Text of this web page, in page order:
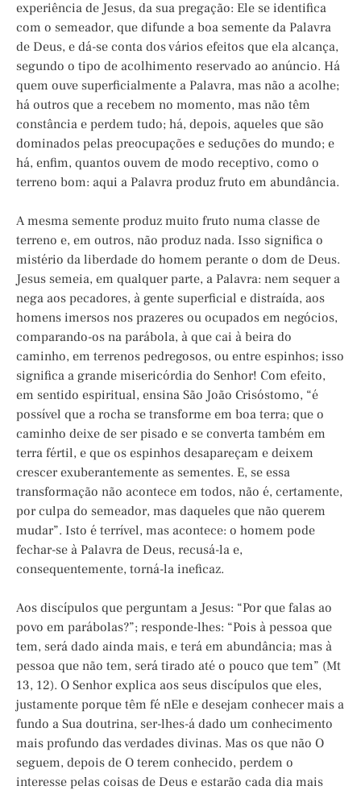
experiência de Jesus, da sua pregação: Ele se identifica
com o semeador, que difunde a boa semente da Palavra
de Deus, e dá-se conta dos vários efeitos que ela alcança,
segundo o tipo de acolhimento reservado ao anúncio. Há
quem ouve superficialmente a Palavra, mas não a acolhe;
há outros que a recebem no momento, mas não têm
constância e perdem tudo; há, depois, aqueles que são
dominados pelas preocupações e seduções do mundo; e
há, enfim, quantos ouvem de modo receptivo, como o
terreno bom: aqui a Palavra produz fruto em abundância.
A mesma semente produz muito fruto numa classe de
terreno e, em outros, não produz nada. Isso significa o
mistério da liberdade do homem perante o dom de Deus.
Jesus semeia, em qualquer parte, a Palavra: nem sequer a
nega aos pecadores, à gente superficial e distraída, aos
homens imersos nos prazeres ou ocupados em negócios,
comparando-os na parábola, à que cai à beira do
caminho, em terrenos pedregosos, ou entre espinhos; isso
significa a grande misericórdia do Senhor! Com efeito,
em sentido espiritual, ensina São João Crisóstomo, “é
possível que a rocha se transforme em boa terra; que o
caminho deixe de ser pisado e se converta também em
terra fértil, e que os espinhos desapareçam e deixem
crescer exuberantemente as sementes. E, se essa
transformação não acontece em todos, não é, certamente,
por culpa do semeador, mas daqueles que não querem
mudar”. Isto é terrível, mas acontece: o homem pode
fechar-se à Palavra de Deus, recusá-la e,
consequentemente, torná-la ineficaz.
Aos discípulos que perguntam a Jesus: “Por que falas ao
povo em parábolas?”; responde-lhes: “Pois à pessoa que
tem, será dado ainda mais, e terá em abundância; mas à
pessoa que não tem, será tirado até o pouco que tem” (Mt
13, 12). O Senhor explica aos seus discípulos que eles,
justamente porque têm fé nEle e desejam conhecer mais a
fundo a Sua doutrina, ser-lhes-á dado um conhecimento
mais profundo das verdades divinas. Mas os que não O
seguem, depois de O terem conhecido, perdem o
interesse pelas coisas de Deus e estarão cada dia mais